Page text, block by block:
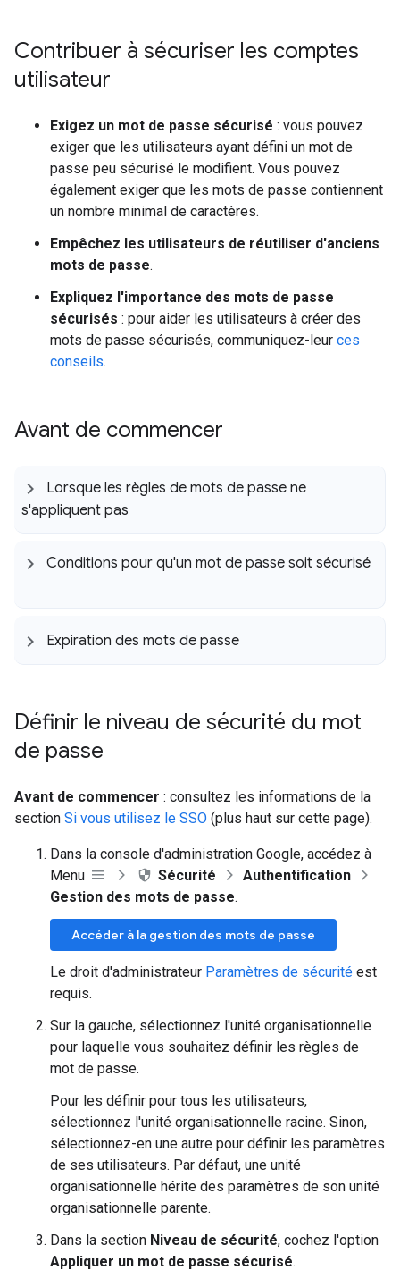
Contribuer à sécuriser les comptes
utilisateur
Exigez un mot de passe sécurisé : vous pouvez
exiger que les utilisateurs ayant défini un mot de
passe peu sécurisé le modifient. Vous pouvez
également exiger que les mots de passe contiennent
un nombre minimal de caractères.
Empêchez les utilisateurs de réutiliser d'anciens
mots de passe.
Expliquez l'importance des mots de passe
sécurisés : pour aider les utilisateurs à créer des
mots de passe sécurisés, communiquez-leur ces
conseils.
Avant de commencer
Lorsque les règles de mots de passe ne
s'appliquent pas
Conditions pour qu'un mot de passe soit sécurisé
Expiration des mots de passe
Définir le niveau de sécurité du mot
de passe
Avant de commencer : consultez les informations de la
section Si vous utilisez le SSO (plus haut sur cette page).
Dans la console d'administration Google, accédez à
Menu
Sécurité
Authentification
Gestion des mots de passe.
Accéder à la gestion des mots de passe
Le droit d'administrateur Paramètres de sécurité est
requis.
Sur la gauche, sélectionnez l'unité organisationnelle
pour laquelle vous souhaitez définir les règles de
mot de passe.
Pour les définir pour tous les utilisateurs,
sélectionnez l'unité organisationnelle racine. Sinon,
sélectionnez-en une autre pour définir les paramètres
de ses utilisateurs. Par défaut, une unité
organisationnelle hérite des paramètres de son unité
organisationnelle parente.
Dans la section Niveau de sécurité, cochez l'option
Appliquer un mot de passe sécurisé.